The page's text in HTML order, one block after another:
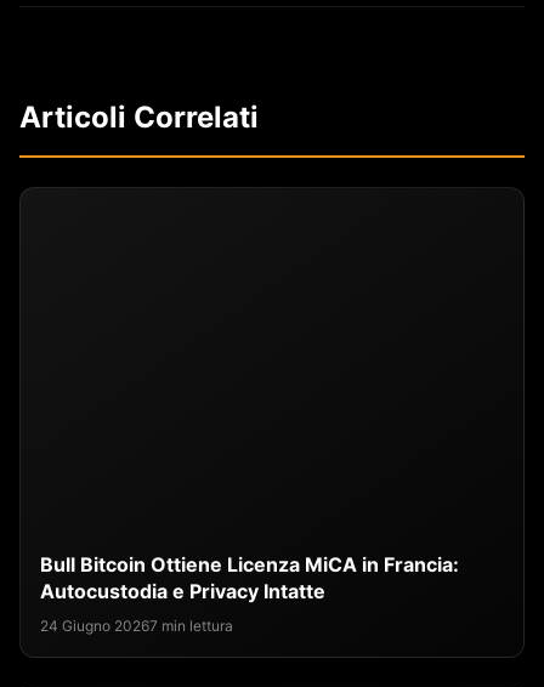
Articoli Correlati
Bull Bitcoin Ottiene Licenza MiCA in Francia:
Autocustodia e Privacy Intatte
24 Giugno 20267 min lettura